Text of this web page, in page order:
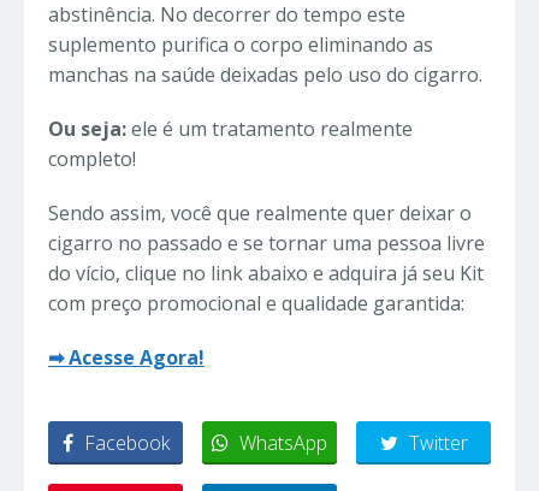
abstinência. No decorrer do tempo este
suplemento purifica o corpo eliminando as
manchas na saúde deixadas pelo uso do cigarro.
Ou seja:ele é um tratamento realmente
completo!
Sendo assim, você que realmente quer deixar o
cigarro no passado e se tornar uma pessoa livre
do vício, clique no link abaixo e adquira já seu Kit
com preço promocional e qualidade garantida:
➡ Acesse Agora!
Facebook WhatsApp Twitter